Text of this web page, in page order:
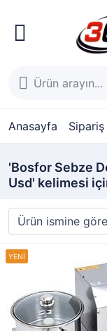
Anasayfa
'Bosfor Sebze
Usd' kelimesi